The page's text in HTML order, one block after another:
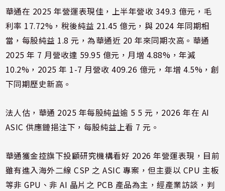
華通在 2025 年營運表現佳，上半年營收 349.3 億元，毛
利率 17.72%，稅後純益 21.45 億元，與 2024 年同期相
當，每股純益 1.8 元，為華通近 20 年來同期次高。華通
2025 年 7 月營收達 59.95 億元，月增 4.88%，年減
10.2%，2025 年 1-7 月營收 409.26 億元，年增 4.5%，創
下同期歷史新高。
法人估，華通 2025 年每股純益逾 5 5 元，2026 年在 AI
ASIC 供應鏈挹注下，每股純益上看 7 元。
華通獲金控旗下投顧研究機構看好 2026 年營運表現，目前
雖有進入海外二線 CSP 之 ASIC 專案，但主要以 CPU 主板
等非 GPU、非 AI 晶片之 PCB 產品為主，經產業訪談，判